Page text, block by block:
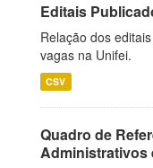
Editais
Relação dos
vagas na Unifei.
CSV
Quadro de
Administrativos